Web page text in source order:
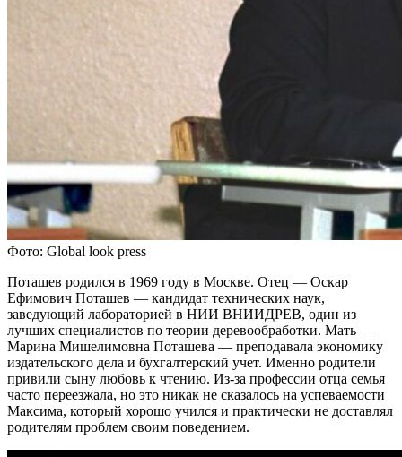
Фото: Global look press
Поташев родился в 1969 году в Москве. Отец — Оскар
Ефимович Поташев — кандидат технических наук,
заведующий лабораторией в НИИ ВНИИДРЕВ, один из
лучших специалистов по теории деревообработки. Мать —
Марина Мишелимовна Поташева — преподавала экономику
издательского дела и бухгалтерский учет. Именно родители
привили сыну любовь к чтению. Из-за профессии отца семья
часто переезжала, но это никак не сказалось на успеваемости
Максима, который хорошо учился и практически не доставлял
родителям проблем своим поведением.